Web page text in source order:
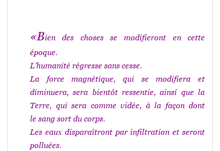
«Bien des choses se modifieront en cette
époque.
L'humanité régresse sans cesse.
La force magnétique, qui se modifiera et
diminuera, sera bientôt ressentie, ainsi que la
Terre, qui sera comme vidée, à la façon dont
le sang sort du corps.
Les eaux disparaîtront par infiltration et seront
polluées.